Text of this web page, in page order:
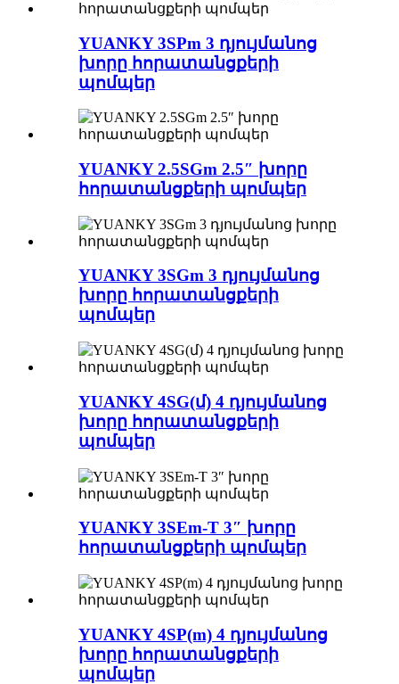
YUANKY 3SPm 3 դյույմանոց
խորը հորատանցքերի
պոմպեր
YUANKY 2.5SGm 2.5″ խորը
հորատանցքերի պոմպեր
YUANKY 3SGm 3 դյույմանոց
խորը հորատանցքերի
պոմպեր
YUANKY 4SG(մ) 4 դյույմանոց
խորը հորատանցքերի
պոմպեր
YUANKY 3SEm-T 3″ խորը
հորատանցքերի պոմպեր
YUANKY 4SP(m) 4 դյույմանոց
խորը հորատանցքերի
պոմպեր